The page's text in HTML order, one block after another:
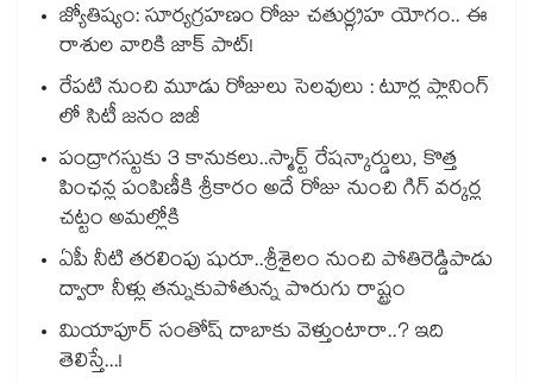
జ్యోతిష్యం: సూర్యగ్రహణం రోజు చతుర్గ్రహ యోగం.. ఈ
రాశుల వారికి జాక్ పాట్!
రేపటి నుంచి మూడు రోజులు సెలవులు : టూర్ల ప్లానింగ్
లో సిటీ జనం బిజీ
పంద్రాగస్టుకు 3 కానుకలు..స్మార్ట్ రేషన్కార్డులు, కొత్త
పింఛన్ల పంపిణీకి శ్రీకారం అదే రోజు నుంచి గిగ్ వర్కర్ల
చట్టం అమల్లోకి
ఏపీ నీటి తరలింపు షురూ..శ్రీశైలం నుంచి పోతిరెడ్డిపాడు
ద్వారా నీళ్లు తన్నుకుపోతున్న పొరుగు రాష్ట్రం
మియాపూర్ సంతోష్ దాబాకు వెళ్తుంటారా..? ఇది
తెలిస్తే...!